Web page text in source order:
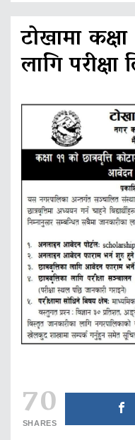
टोखामा कक्षा
लागि परीक्षा
70
SHARES